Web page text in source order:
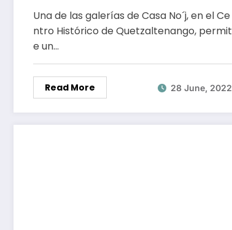
mujeres de Sepur Zarco
Una de las galerías de Casa No´j, en el Ce
ntro Histórico de Quetzaltenango, permit
e un…
Read More 28 June, 2022